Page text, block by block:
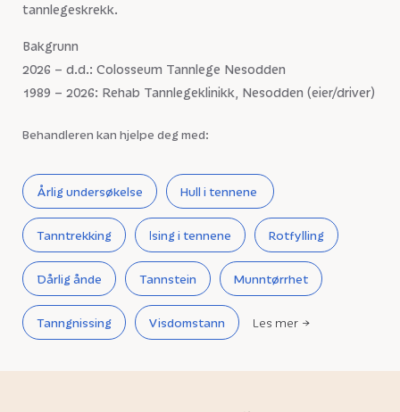
tannlegeskrekk.
Bakgrunn
2026 – d.d.: Colosseum Tannlege Nesodden
1989 – 2026: Rehab Tannlegeklinikk, Nesodden (eier/driver)
Behandleren kan hjelpe deg med:
Årlig undersøkelse Hull i tennene
Tanntrekking Ising i tennene Rotfylling
Dårlig ånde Tannstein Munntørrhet
Tanngnissing Visdomstann Les mer